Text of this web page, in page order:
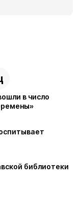
в число
библиотеки